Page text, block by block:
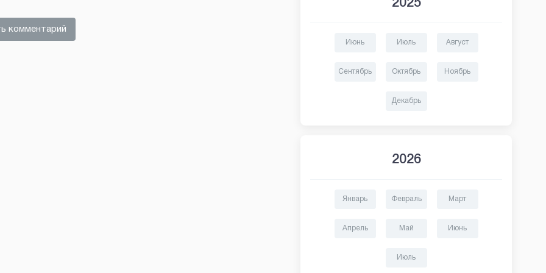
комментарий
2025
Июнь Июль Август
Сентябрь Октябрь Ноябрь
Декабрь
2026
Январь Февраль Март
Апрель Май Июнь
Июль